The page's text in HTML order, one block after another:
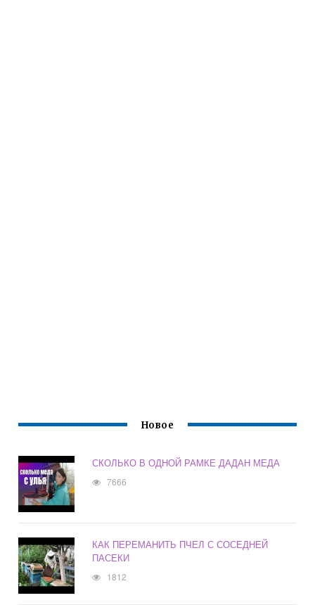
Новое
СКОЛЬКО В ОДНОЙ РАМКЕ ДАДАН МЕДА
7666
КАК ПЕРЕМАНИТЬ ПЧЕЛ С СОСЕДНЕЙ
ПАСЕКИ
1812